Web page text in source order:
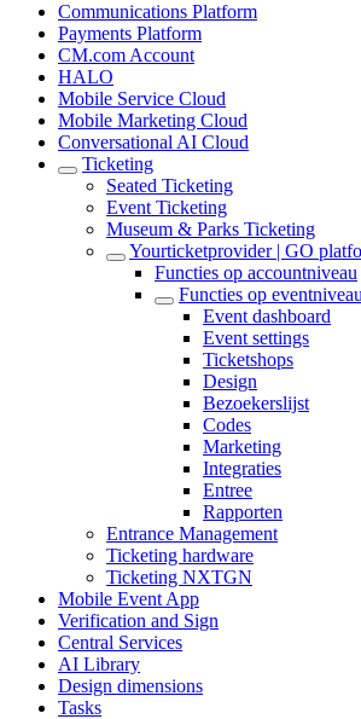
Communications Platform
Payments Platform
CM.com Account
HALO
Mobile Service Cloud
Mobile Marketing Cloud
Conversational AI Cloud
Ticketing
Seated Ticketing
Event Ticketing
Museum & Parks Ticketing
Yourticketprovider | GO
Functies op accountniveau
Functies op eventniveau
Event dashboard
Event settings
Ticketshops
Design
Bezoekerslijst
Codes
Marketing
Integraties
Entree
Rapporten
Entrance Management
Ticketing hardware
Ticketing NXTGN
Mobile Event App
Verification and Sign
Central Services
AI Library
Design dimensions
Tasks